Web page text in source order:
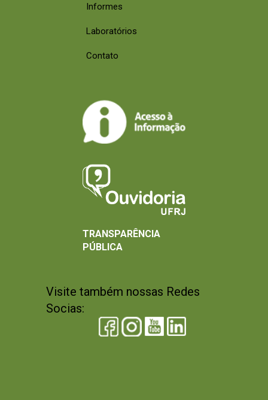
Informes
Laboratórios
Contato
Visite também nossas Redes
Socias:
TRANSPARÊNCIA
PÚBLICA